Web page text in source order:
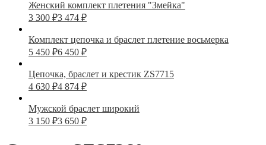
Женский комплект плетения "Змейка"
3 300 ₽3 474 ₽
Комплект цепочка и браслет плетение восьмерка
5 450 ₽6 450 ₽
Цепочка, браслет и крестик ZS7715
4 630 ₽4 874 ₽
Мужской браслет широкий
3 150 ₽3 650 ₽